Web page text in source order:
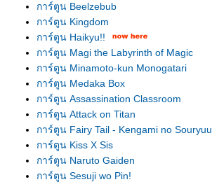
การ์ตูน Beelzebub
การ์ตูน Kingdom
การ์ตูน Haikyu!!
การ์ตูน Magi the Labyrinth of Magic
การ์ตูน Minamoto-kun Monogatari
การ์ตูน Medaka Box
การ์ตูน Assassination Classroom
การ์ตูน Attack on Titan
การ์ตูน Fairy Tail - Kengami no Souryuu
การ์ตูน Kiss X Sis
การ์ตูน Naruto Gaiden
การ์ตูน Sesuji wo Pin!